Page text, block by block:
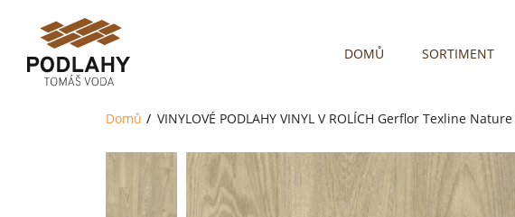
DOMŮ SORTIMENT
Domů VINYLOVÉ PODLAHY VINYL V ROLÍCH Gerflor Texline Nature